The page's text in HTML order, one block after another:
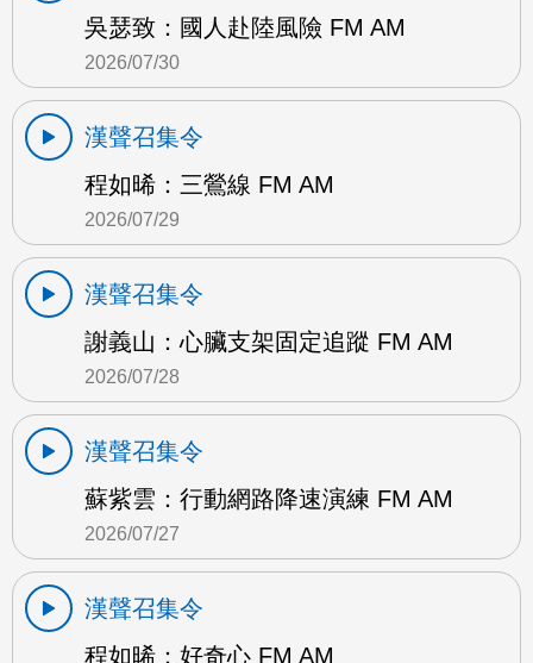
吳瑟致：國人赴陸風險 FM AM
2026/07/30
漢聲召集令
程如晞：三鶯線 FM AM
2026/07/29
漢聲召集令
謝義山：心臟支架固定追蹤 FM AM
2026/07/28
漢聲召集令
蘇紫雲：行動網路降速演練 FM AM
2026/07/27
漢聲召集令
程如晞：好奇心 FM AM